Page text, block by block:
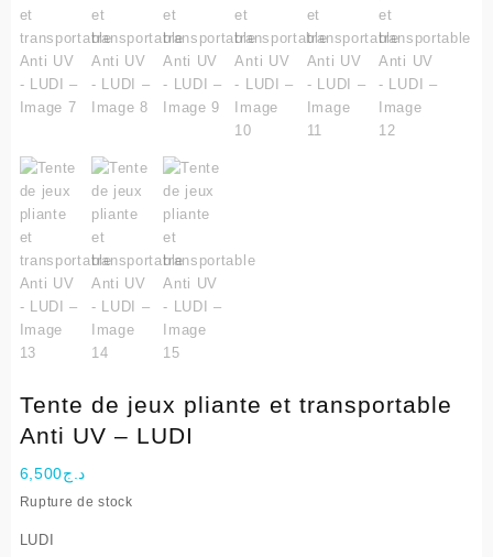
Tente de jeux pliante et transportable
Anti UV – LUDI
د.ج6,500
Rupture de stock
LUDI